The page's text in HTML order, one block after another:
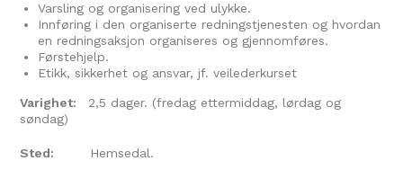
Varsling og organisering ved ulykke.
Innføring i den organiserte redningstjenesten og hvordan
en redningsaksjon organiseres og gjennomføres.
Førstehjelp.
Etikk, sikkerhet og ansvar, jf. veilederkurset
Varighet:
2,5 dager. (fredag ettermiddag, lørdag og
søndag)
Sted: Hemsedal.